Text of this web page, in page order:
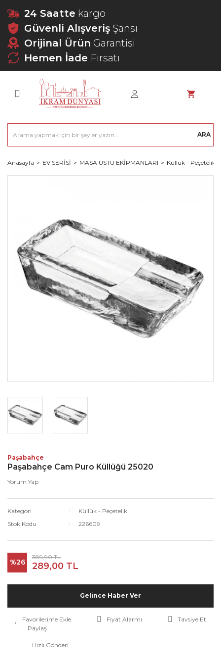
24 Saatte kargo
Güvenli Alışveriş Şansı
Orijinal Ürün Garantisi
Hemen İade Fırsatı
ARA
Anasayfa EV SERİSİ MASA ÜSTÜ EKİPMANLARI Küllük - Peçetelik
Paşabahçe
Paşabahçe Cam Puro Küllüğü 25020
Yorum Yap
Kategori
Küllük - Peçetelik
Stok Kodu
226609
%26
389,90 TL
289,00 TL
Gelince Haber Ver
Fiyat Alarmı
Tavsiye Et
Paylaş
Hızlı Gönderi